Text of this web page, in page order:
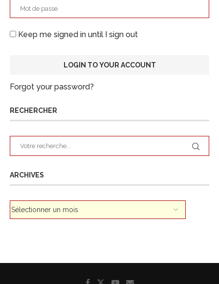
Keep me signed in until I sign out
Forgot your password?
RECHERCHER
ARCHIVES